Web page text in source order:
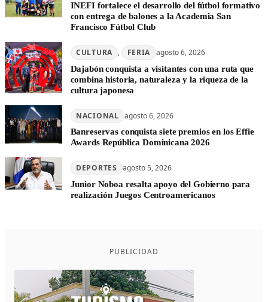
INEFI fortalece el desarrollo del fútbol formativo
con entrega de balones a la Academia San
Francisco Fútbol Club
CULTURA , FERIA agosto 6, 2026
Dajabón conquista a visitantes con una ruta que
combina historia, naturaleza y la riqueza de la
cultura japonesa
NACIONAL agosto 6, 2026
Banreservas conquista siete premios en los Effie
Awards República Dominicana 2026
DEPORTES agosto 5, 2026
Junior Noboa resalta apoyo del Gobierno para
realización Juegos Centroamericanos
PUBLICIDAD